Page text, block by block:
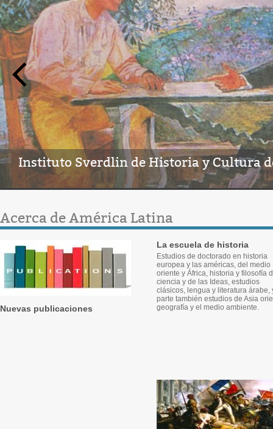
Instituto Sverdlin de Historia y Cultura
Acerca de América Latina
Nuevas publicaciones
La escuela de historia
Estudios de doctorado en historia
europea y las américas, del medio
oriente y África, historia y filosofía
ciencia y de las Ideas, estudios
clásicos, lengua y literatura árabe,
parte también estudios de Asia
geografía y el medio ambiente.